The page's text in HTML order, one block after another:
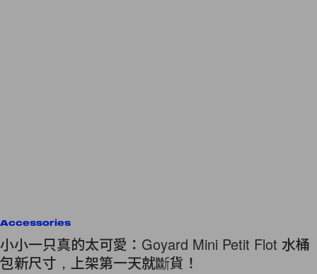
Accessories
小小一只真的太可愛：Goyard Mini Petit Flot 水桶
包新尺寸，上架第一天就斷貨！